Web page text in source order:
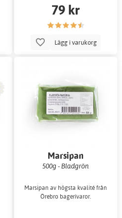
79 kr
Lägg i varukorg
Marsipan
500g - Bladgrön
Marsipan av högsta kvalité från
Örebro bagerivaror.